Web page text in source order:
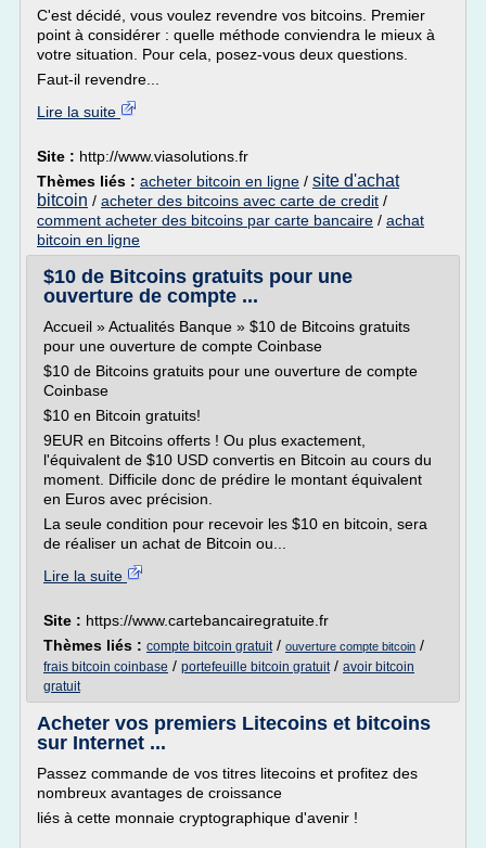
C'est décidé, vous voulez revendre vos bitcoins. Premier
point à considérer : quelle méthode conviendra le mieux à
votre situation. Pour cela, posez-vous deux questions.
Faut-il revendre...
Lire la suite
Site : http://www.viasolutions.fr
Thèmes liés : acheter bitcoin en ligne / site d'achat
bitcoin / acheter des bitcoins avec carte de credit /
comment acheter des bitcoins par carte bancaire / achat
bitcoin en ligne
$10 de Bitcoins gratuits pour une
ouverture de compte ...
Accueil » Actualités Banque » $10 de Bitcoins gratuits
pour une ouverture de compte Coinbase
$10 de Bitcoins gratuits pour une ouverture de compte
Coinbase
$10 en Bitcoin gratuits!
9EUR en Bitcoins offerts ! Ou plus exactement,
l'équivalent de $10 USD convertis en Bitcoin au cours du
moment. Difficile donc de prédire le montant équivalent
en Euros avec précision.
La seule condition pour recevoir les $10 en bitcoin, sera
de réaliser un achat de Bitcoin ou...
Lire la suite
Site : https://www.cartebancairegratuite.fr
Thèmes liés : compte bitcoin gratuit/ ouverture compte bitcoin /
frais bitcoin coinbase / portefeuille bitcoin gratuit/ avoir bitcoin
gratuit
Acheter vos premiers Litecoins et bitcoins
sur Internet ...
Passez commande de vos titres litecoins et profitez des
nombreux avantages de croissance
liés à cette monnaie cryptographique d'avenir !